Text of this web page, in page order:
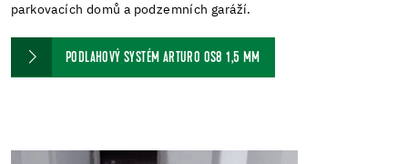
parkovacích domů a podzemních garáží.
PODLAHOVÝ SYSTÉM ARTURO OS8 1,5 MM